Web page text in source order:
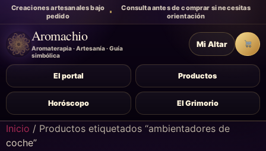
Creaciones artesanales bajo
pedido
Consulta antes de comprar si necesitas
orientación
Aromachio
Aromaterapia · Artesanía · Guía
simbólica
El portal Productos
Horóscopo El Grimorio
Mi Altar
Inicio / Productos etiquetados “ambientadores de
coche”